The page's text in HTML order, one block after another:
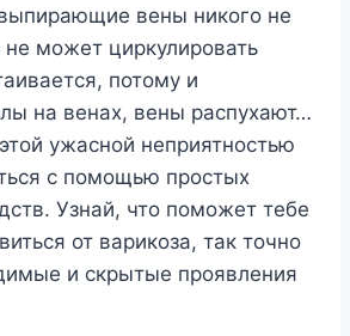
вены никого не
не может циркулировать
потому и
на венах, вены распухают…
ужасной неприятностью
с помощью простых
Узнай, что поможет тебе
от варикоза, так точно
и скрытые проявления